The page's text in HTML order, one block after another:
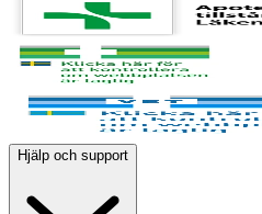
Hjälp och support